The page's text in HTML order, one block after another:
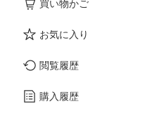
買い物かご
お気に入り
閲覧履歴
購入履歴